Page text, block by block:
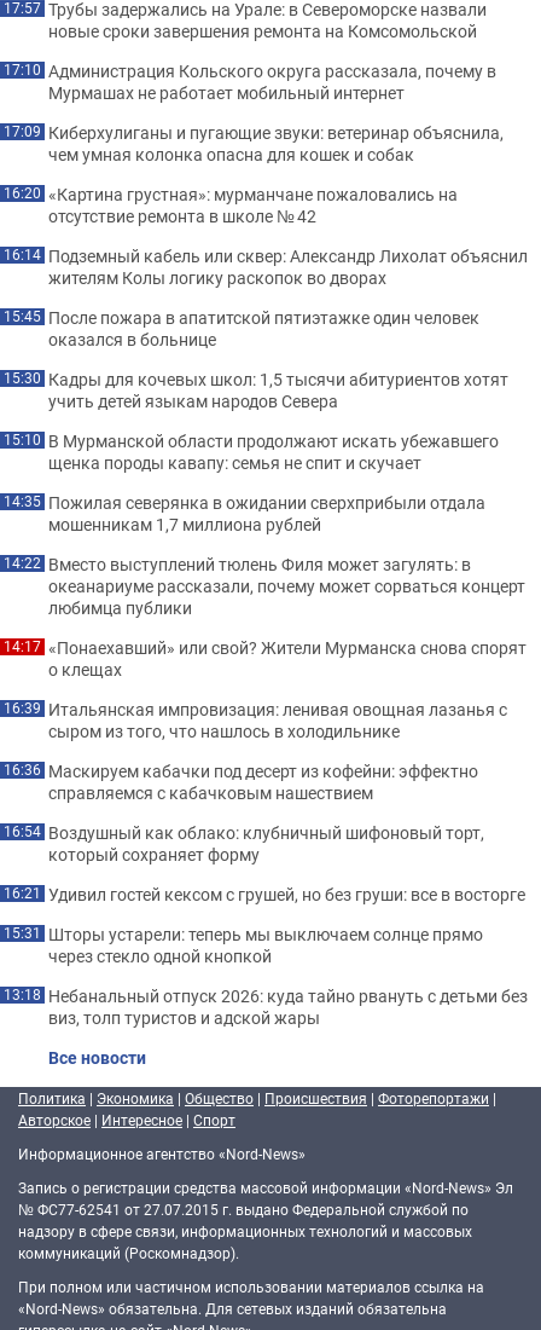
17:57 Трубы задержались на Урале: в Североморске назвали
новые сроки завершения ремонта на Комсомольской
17:10 Администрация Кольского округа рассказала, почему в
Мурмашах не работает мобильный интернет
17:09 Киберхулиганы и пугающие звуки: ветеринар объяснила,
чем умная колонка опасна для кошек и собак
16:20 «Картина грустная»: мурманчане пожаловались на
отсутствие ремонта в школе № 42
16:14 Подземный кабель или сквер: Александр Лихолат объяснил
жителям Колы логику раскопок во дворах
15:45 После пожара в апатитской пятиэтажке один человек
оказался в больнице
15:30 Кадры для кочевых школ: 1,5 тысячи абитуриентов хотят
учить детей языкам народов Севера
15:10 В Мурманской области продолжают искать убежавшего
щенка породы кавапу: семья не спит и скучает
14:35 Пожилая северянка в ожидании сверхприбыли отдала
мошенникам 1,7 миллиона рублей
14:22 Вместо выступлений тюлень Филя может загулять: в
океанариуме рассказали, почему может сорваться концерт
любимца публики
14:17 «Понаехавший» или свой? Жители Мурманска снова спорят
о клещах
16:39 Итальянская импровизация: ленивая овощная лазанья с
сыром из того, что нашлось в холодильнике
16:36 Маскируем кабачки под десерт из кофейни: эффектно
справляемся с кабачковым нашествием
16:54 Воздушный как облако: клубничный шифоновый торт,
который сохраняет форму
16:21 Удивил гостей кексом с грушей, но без груши: все в восторге
15:31 Шторы устарели: теперь мы выключаем солнце прямо
через стекло одной кнопкой
13:18 Небанальный отпуск 2026: куда тайно рвануть с детьми без
виз, толп туристов и адской жары
Все новости
Политика | Экономика | Общество | Происшествия | Фоторепортажи |
Авторское | Интересное | Спорт
Информационное агентство «Nord-News»
Запись о регистрации средства массовой информации «Nord-News» Эл
№ ФС77-62541 от 27.07.2015 г. выдано Федеральной службой по
надзору в сфере связи, информационных технологий и массовых
коммуникаций (Роскомнадзор).
При полном или частичном использовании материалов ссылка на
«Nord-News» обязательна. Для сетевых изданий обязательна